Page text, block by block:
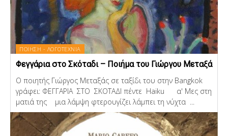
ΠΟΙΗΣΗ - ΛΟΓΟΤΕΧΝΙΑ
Φεγγάρια στο Σκόταδι – Ποιήμα του Γιώργου Μεταξά
Ο ποιητής Γιώργος Μεταξάς σε ταξίδι του στην Bangkok
γράφει: ΦΕΓΓΑΡΙΑ ΣΤΟ ΣΚΟΤΑΔΙ πέντε Haiku α' Μες στη
ματιά της μια λάμψη φτερουγίζει λάμπει τη νύχτα ...